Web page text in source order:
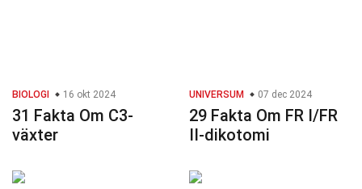
BIOLOGI 16 okt 2024
31 Fakta Om C3-
växter
UNIVERSUM 07 dec 2024
29 Fakta Om FR I/FR
II-dikotomi